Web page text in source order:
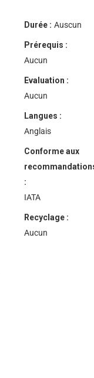
Durée : Auscun
Prérequis :
Aucun
Evaluation :
Aucun
Langues :
Anglais
Conforme aux
:
IATA
Recyclage :
Aucun